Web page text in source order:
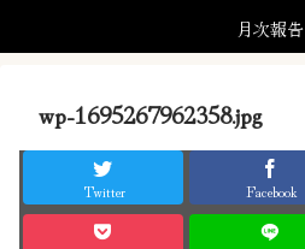
月次報告
wp-1695267962358.jpg
Twitter Facebook